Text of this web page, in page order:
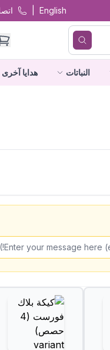
English
النباتات هدايا آخرى